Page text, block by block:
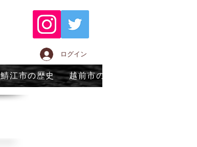
ログイン
鯖江市の歴史 越前市の歴史